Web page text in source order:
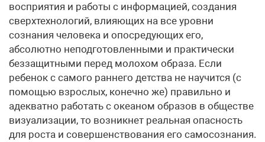
восприятия и работы с информацией, создания
сверхтехнологий, влияющих на все уровни
сознания человека и опо­средующих его,
абсолютно неподготовленными и практически
беззащитными перед молохом образа. Если
ребенок с самого раннего детства не научится (с
помощью взрослых, конечно же) правильно и
адекватно работать с океаном образов в обществе
визуализации, то возникнет реальная опасность
для роста и совершенствования его самосознания.